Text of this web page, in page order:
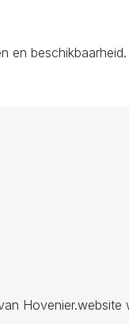
en beschikbaarheid.
Hovenier.website